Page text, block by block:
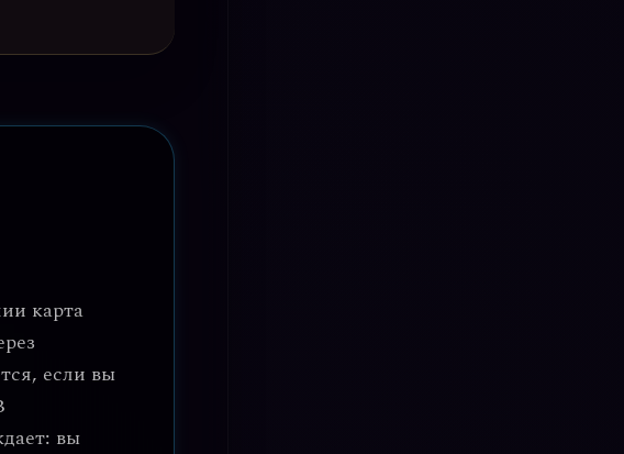
карта
если вы
вы